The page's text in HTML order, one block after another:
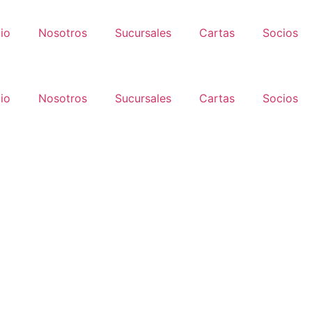
Nosotros Sucursales Cartas Socios
Nosotros Sucursales Cartas Socios